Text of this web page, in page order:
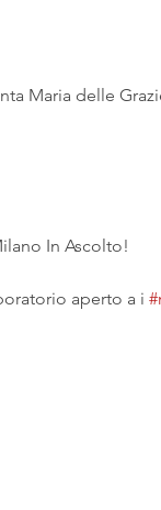
Maria delle
In Ascolto!
aperto a i